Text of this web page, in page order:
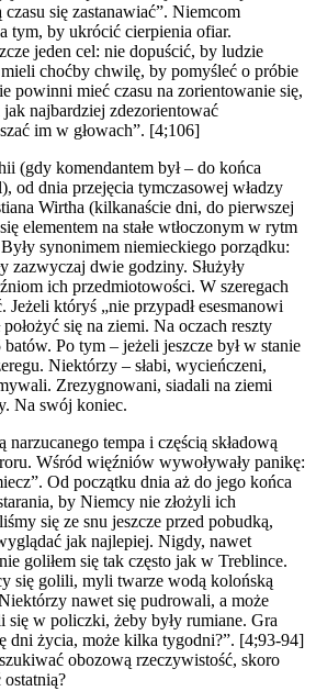
się zastanawiać”. Niemcom
tym, by ukrócić cierpienia ofiar.
jeden cel: nie dopuścić, by ludzie
choćby chwilę, by pomyśleć o próbie
powinni mieć czasu na zorientowanie się,
najbardziej zdezorientować
im w głowach”. [4;106]
(gdy komendantem był – do końca
od dnia przejęcia tymczasowej władzy
Wirtha (kilkanaście dni, do pierwszej
elementem na stałe wtłoczonym w rytm
synonimem niemieckiego porządku:
zazwyczaj dwie godziny. Służyły
ich przedmiotowości. W szeregach
Jeżeli któryś „nie przypadł esesmanowi
się na ziemi. Na oczach reszty
Po tym – jeżeli jeszcze był w stanie
Niektórzy – słabi, wycieńczeni,
Zrezygnowani, siadali na ziemi
Na swój koniec.
narzucanego tempa i częścią składową
Wśród więźniów wywoływały panikę:
Od początku dnia aż do jego końca
by Niemcy nie złożyli ich
się ze snu jeszcze przed pobudką,
jak najlepiej. Nigdy, nawet
goliłem się tak często jak w Treblince.
się golili, myli twarze wodą kolońską
nawet się pudrowali, a może
w policzki, żeby były rumiane. Gra
dni życia, może kilka tygodni?”. [4;93-94]
obozową rzeczywistość, skoro